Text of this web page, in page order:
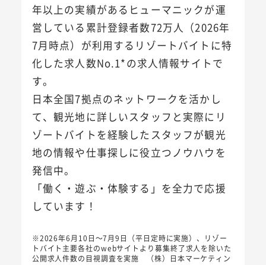
年以上の実績があるヒューマニックが運
営している累計登録者数72万人（2026年
7月時点）が利用するリゾートバイトに特
化した求人数No.1*の求人情報サイトで
す。
日本全国7拠点のネットワークを活かし
て、観光地に詳しいスタッフと実際にリ
ゾートバイトを経験したスタッフが観光
地の情報や仕事探しに役立つノウハウを
発信中。
「働く・遊ぶ・体験する」を全力で応援
しています！
※2026年6月10日～7月9日（平日定時に実施）、リゾー
トバイト主要各社のwebサイトより募集終了求人を除いた
公開求人件数の目視調査を実施 （株）日本マーケティン